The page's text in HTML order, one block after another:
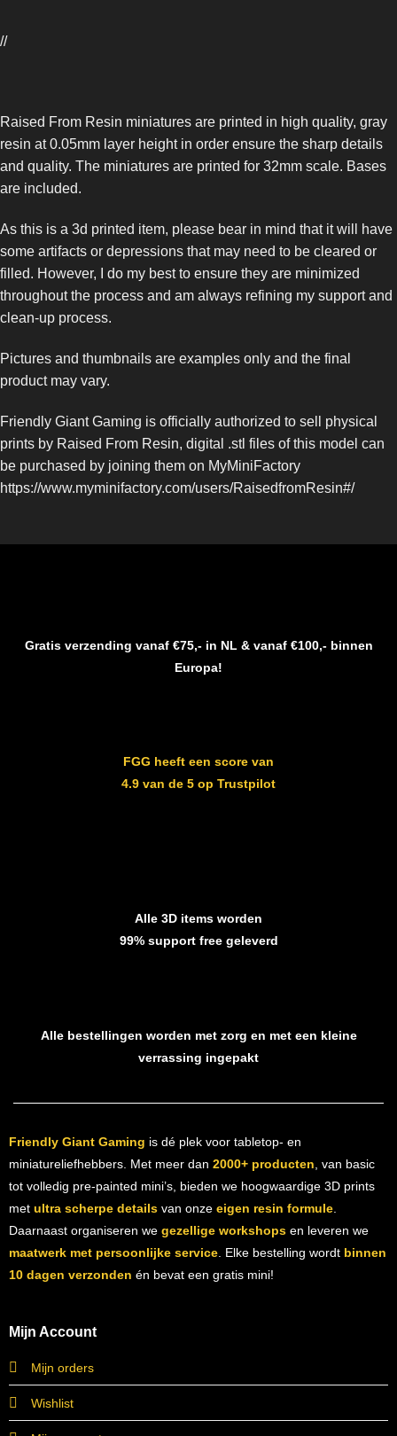
//
Raised From Resin miniatures are printed in high quality, gray
resin at 0.05mm layer height in order ensure the sharp details
and quality. The miniatures are printed for 32mm scale. Bases
are included.
As this is a 3d printed item, please bear in mind that it will have
some artifacts or depressions that may need to be cleared or
filled. However, I do my best to ensure they are minimized
throughout the process and am always refining my support and
clean-up process.
Pictures and thumbnails are examples only and the final
product may vary.
Friendly Giant Gaming is officially authorized to sell physical
prints by Raised From Resin, digital .stl files of this model can
be purchased by joining them on MyMiniFactory
https://www.myminifactory.com/users/RaisedfromResin#/
Gratis verzending vanaf €75,- in NL & vanaf €100,- binnen
Europa!
FGG heeft een score van
4.9 van de 5 op Trustpilot
Alle 3D items worden
99% support free geleverd
Alle bestellingen worden met zorg en met een kleine
verrassing ingepakt
Friendly Giant Gaming is dé plek voor tabletop- en
miniatureliefhebbers. Met meer dan 2000+ producten , van basic
tot volledig pre-painted mini’s, bieden we hoogwaardige 3D prints
met ultra scherpe detailsvan onze eigen resin formule.
Daarnaast organiseren we gezellige workshopsen leveren we
maatwerk met persoonlijke service. Elke bestelling wordt binnen
10 dagen verzonden én bevat een gratis mini!
Mijn Account
Mijn orders
Wishlist